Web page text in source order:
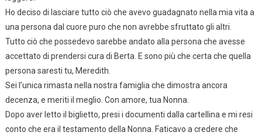
Ho deciso di lasciare tutto ciò che avevo guadagnato nella mia vita a
una persona dal cuore puro che non avrebbe sfruttato gli altri.
Tutto ciò che possedevo sarebbe andato alla persona che avesse
accettato di prendersi cura di Berta. E sono più che certa che quella
persona saresti tu, Meredith.
Sei l’unica rimasta nella nostra famiglia che dimostra ancora
decenza, e meriti il meglio. Con amore, tua Nonna.
Dopo aver letto il biglietto, presi i documenti dalla cartellina e mi resi
conto che era il testamento della Nonna. Faticavo a credere che